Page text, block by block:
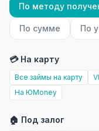
По методу
По сумме По
💳 На карту
Все займы на карту
На ЮMoney
🏠 Под залог